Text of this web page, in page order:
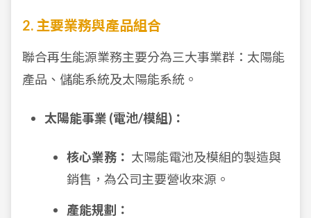
2. 主要業務與產品組合
聯合再生能源業務主要分為三大事業群：太陽能
產品、儲能系統及太陽能系統。
太陽能事業 (電池/模組)：
核心業務： 太陽能電池及模組的製造與
銷售，為公司主要營收來源。
產能規劃：